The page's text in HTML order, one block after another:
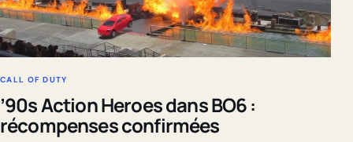
CALL OF DUTY
’90s Action Heroes dans BO6 :
récompenses confirmées